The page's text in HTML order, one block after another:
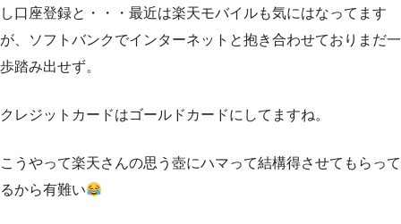
し口座登録と・・・最近は楽天モバイルも気にはなってます
が、ソフトバンクでインターネットと抱き合わせておりまだ一
歩踏み出せず。
クレジットカードはゴールドカードにしてますね。
こうやって楽天さんの思う壺にハマって結構得させてもらって
るから有難い